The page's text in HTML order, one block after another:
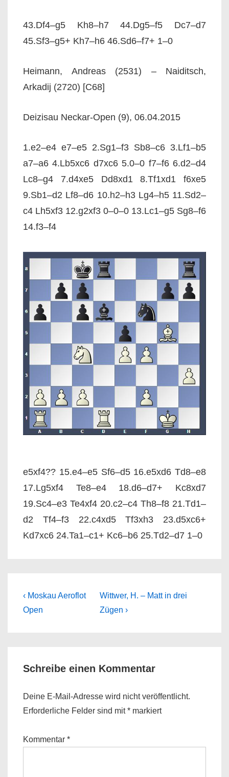
43.Df4–g5 Kh8–h7 44.Dg5–f5 Dc7–d7
45.Sf3–g5+ Kh7–h6 46.Sd6–f7+ 1–0
Heimann, Andreas (2531) – Naiditsch,
Arkadij (2720) [C68]
Deizisau Neckar-Open (9), 06.04.2015
1.e2–e4 e7–e5 2.Sg1–f3 Sb8–c6 3.Lf1–b5
a7–a6 4.Lb5xc6 d7xc6 5.0–0 f7–f6 6.d2–d4
Lc8–g4 7.d4xe5 Dd8xd1 8.Tf1xd1 f6xe5
9.Sb1–d2 Lf8–d6 10.h2–h3 Lg4–h5 11.Sd2–
c4 Lh5xf3 12.g2xf3 0–0–0 13.Lc1–g5 Sg8–f6
14.f3–f4
e5xf4?? 15.e4–e5 Sf6–d5 16.e5xd6 Td8–e8
17.Lg5xf4 Te8–e4 18.d6–d7+ Kc8xd7
19.Sc4–e3 Te4xf4 20.c2–c4 Th8–f8 21.Td1–
d2 Tf4–f3 22.c4xd5 Tf3xh3 23.d5xc6+
Kd7xc6 24.Ta1–c1+ Kc6–b6 25.Td2–d7 1–0
Beitragsnavigation
Previous
Post
‹ Moskau Aeroflot
Open
Next
Post
Wittwer, H. – Matt in drei
Zügen ›
Schreibe einen Kommentar
Deine E-Mail-Adresse wird nicht veröffentlicht.
Erforderliche Felder sind mit* markiert
Kommentar *